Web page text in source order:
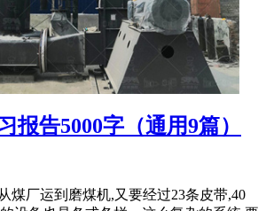
报告5000字（通用9篇）
煤厂运到磨煤机,又要经过23条皮带,40